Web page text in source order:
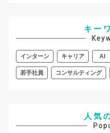
キー
インターン キャリア AI
若手社員 コンサルティング
人気